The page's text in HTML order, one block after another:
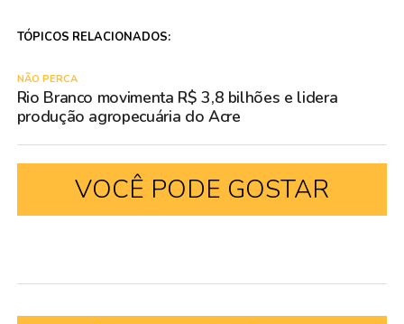
TÓPICOS RELACIONADOS:
NÃO PERCA
Rio Branco movimenta R$ 3,8 bilhões e lidera
produção agropecuária do Acre
VOCÊ PODE GOSTAR